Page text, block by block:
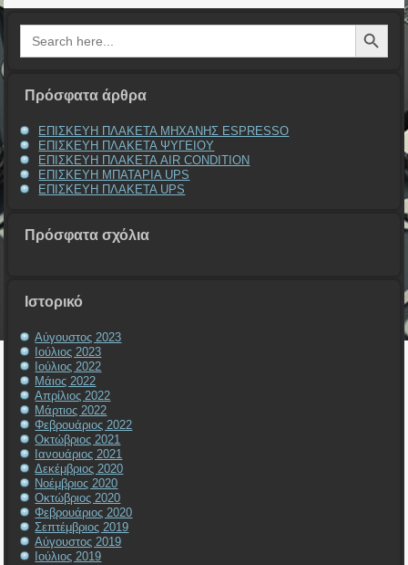
Search
for:
Search Button
Πρόσφατα άρθρα
ΕΠΙΣΚΕΥΗ ΠΛΑΚΕΤΑ ΜΗΧΑΝΗΣ ESPRESSO
ΕΠΙΣΚΕΥΗ ΠΛΑΚΕΤΑ ΨΥΓΕΙΟΥ
ΕΠΙΣΚΕΥΗ ΠΛΑΚΕΤΑ AIR CONDITION
ΕΠΙΣΚΕΥΗ ΜΠΑΤΑΡΙΑ UPS
ΕΠΙΣΚΕΥΗ ΠΛΑΚΕΤΑ UPS
Πρόσφατα σχόλια
Ιστορικό
Αύγουστος 2023
Ιούλιος 2023
Ιούλιος 2022
Μάιος 2022
Απρίλιος 2022
Μάρτιος 2022
Φεβρουάριος 2022
Οκτώβριος 2021
Ιανουάριος 2021
Δεκέμβριος 2020
Νοέμβριος 2020
Οκτώβριος 2020
Φεβρουάριος 2020
Σεπτέμβριος 2019
Αύγουστος 2019
Ιούλιος 2019